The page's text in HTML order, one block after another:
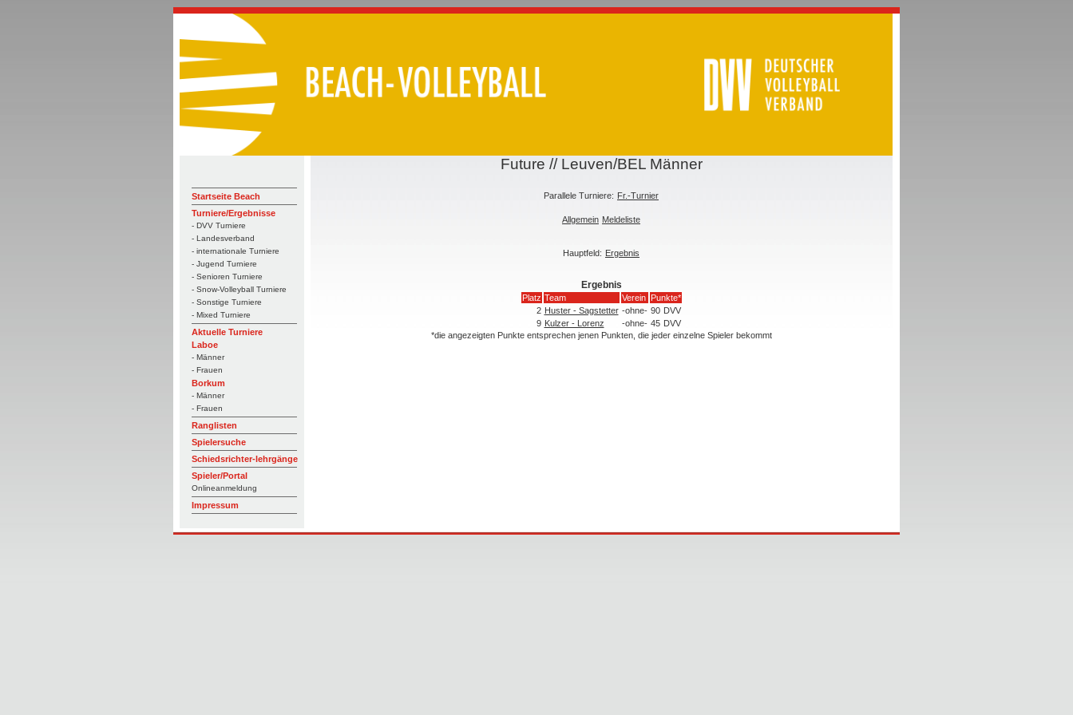
Startseite Beach
Turniere/Ergebnisse
- DVV Turniere
- Landesverband
- internationale Turniere
- Jugend Turniere
- Senioren Turniere
- Snow-Volleyball Turniere
- Sonstige Turniere
- Mixed Turniere
Aktuelle Turniere
Laboe
- Männer
- Frauen
Borkum
- Männer
- Frauen
Ranglisten
Spielersuche
Schiedsrichter-lehrgänge
Spieler/Portal
Onlineanmeldung
Impressum
Future // Leuven/BEL Männer
Parallele Turniere: Fr.-Turnier
Allgemein Meldeliste
Hauptfeld: Ergebnis
Ergebnis
Platz Team Verein
Punkte*
2 Huster - Sagstetter -ohne- 90 DVV
9 Kulzer - Lorenz -ohne- 45 DVV
*die angezeigten Punkte entsprechen jenen Punkten, die jeder einzelne Spieler bekommt